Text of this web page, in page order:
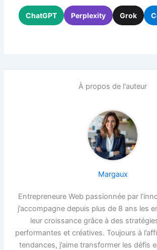
ChatGPT Perplexity Grok
À propos de l'auteur
Margaux
Entrepreneure Web passionnée par
j’accompagne depuis plus de 8 ans les
leur croissance grâce à des
performantes et créatives. Toujours à
tendances, j’aime transformer les défis